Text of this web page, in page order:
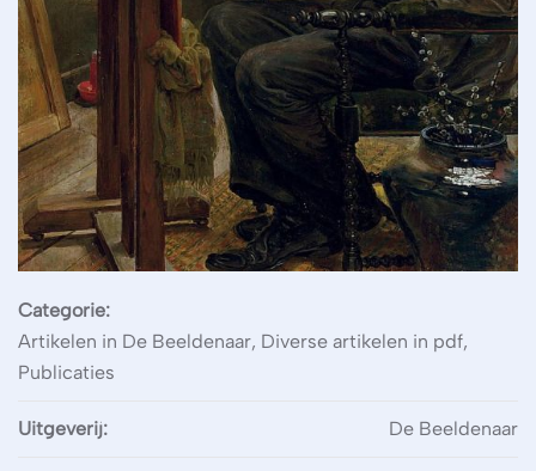
Categorie:
Artikelen in De Beeldenaar, Diverse artikelen in pdf,
Publicaties
Uitgeverij: De Beeldenaar